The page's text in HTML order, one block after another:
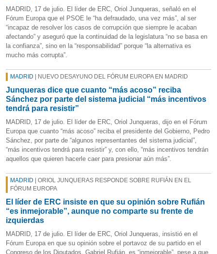
MADRID, 17 de julio. El líder de ERC, Oriol Junqueras, señaló en el
Fórum Europa que el PSOE le “ha defraudado, una vez más”, al ser
“incapaz de resolver los casos de corrupción que siempre le acaban
afectando” y aseguró que la continuidad de la legislatura “no se basa en
la confianza”, sino en la “responsabilidad” porque “la alternativa es
mucho más corrupta”.
MADRID | NUEVO DESAYUNO DEL FÓRUM EUROPA EN MADRID
Junqueras dice que cuanto “más acoso” reciba
Sánchez por parte del sistema judicial “más incentivos
tendrá para resistir”
MADRID, 17 de julio. El líder de ERC, Oriol Junqueras, dijo en el Fórum
Europa que cuanto “más acoso” reciba el presidente del Gobierno, Pedro
Sánchez, por parte de “algunos representantes del sistema judicial”,
“más incentivos tendrá para resistir” y, con ello, “más incentivos tendrán
aquellos que quieren hacerle caer para presionar aún más”.
MADRID | ORIOL JUNQUERAS RESPONDE SOBRE RUFIÁN EN EL
FÓRUM EUROPA
El líder de ERC insiste en que su opinión sobre Rufián
“es inmejorable”, aunque no comparte su frente de
izquierdas
MADRID, 17 de julio. El líder de ERC, Oriol Junqueras, insistió en el
Fórum Europa en que su opinión sobre el portavoz de su partido en el
Congreso de los Diputados, Gabriel Rufián, es “inmejorable”, pese a que